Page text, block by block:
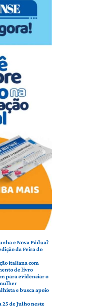
e Nova Pádua?
da Feira do
italiana com
de livro
para evidenciar o
e busca apoio
de Julho neste